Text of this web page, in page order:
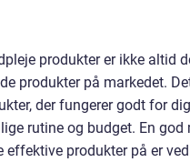
produkter er ikke altid
produkter på markedet.
der fungerer godt for
rutine og budget. En god
effektive produkter på er